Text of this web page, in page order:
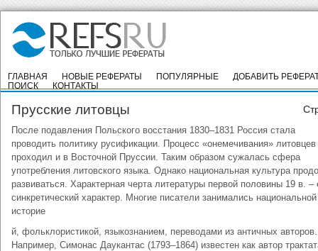
ГЛАВНАЯ НОВЫЕ РЕФЕРАТЫ ПОПУЛЯРНЫЕ
ДОБАВИТЬ
ПОИСК
КОНТАКТЫ
Прусские литовцы
После подавления Польского восстания 1830–1831 Россия стала
проводить политику русификации. Процесс «онемечивания» литовцев
проходил и в Восточной Пруссии. Таким образом сужалась сфера
употребления литовского языка. Однако национальная культура
развиваться. Характерная черта литературы первой половины 19 в. –
синкретический характер. Многие писатели занимались национальной
историе
й, фольклористикой, языкознанием, переводами из античных авторов.
Например, Симонас Даукантас (1793–1864) известен как автор